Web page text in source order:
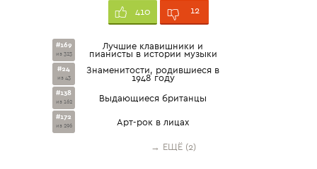
410 12
#169
из 323
Лучшие клавишники и
пианисты в истории музыки
#24
из 43
Знаменитости, родившиеся в
1948 году
#138
из 162 Выдающиеся британцы
#172
из 296 Арт-рок в лицах
→ ЕЩЁ (2)